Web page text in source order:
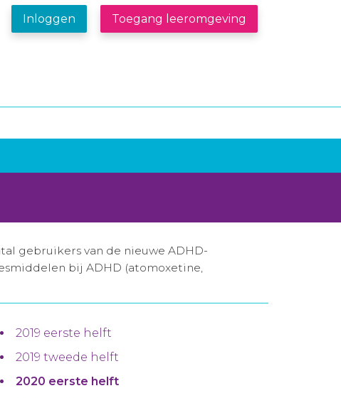
Inloggen Toegang leeromgeving
gebruikers van de nieuwe ADHD-
bij ADHD (atomoxetine,
2019 eerste helft
2019 tweede helft
2020 eerste helft